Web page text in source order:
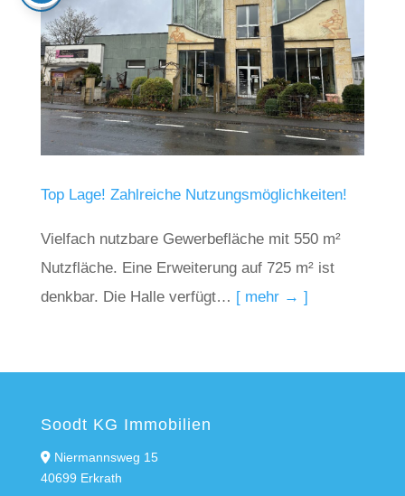
Top Lage! Zahlreiche Nutzungsmöglichkeiten!
Vielfach nutzbare Gewerbefläche mit 550 m²
Nutzfläche. Eine Erweiterung auf 725 m² ist
denkbar. Die Halle verfügt… [ mehr → ]
Soodt KG Immobilien
Niermannsweg 15
40699 Erkrath